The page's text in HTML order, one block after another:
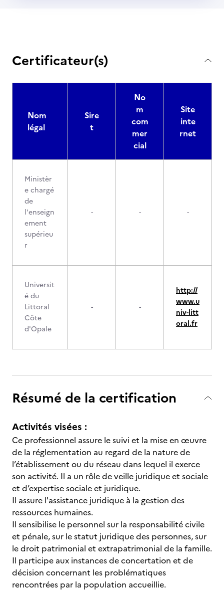
Certificateur(s)
Nom
légal
Sire
t
No
m
com
mer
cial
Site
inte
rnet
Ministèr
e chargé
de
l'enseign
ement
supérieu
r
- - -
Universit
é du
Littoral
Côte
d'Opale
- -
http://
www.u
niv-litt
oral.fr
Résumé de la certification
Activités visées :
Ce professionnel assure le suivi et la mise en œuvre
de la réglementation au regard de la nature de
l’établissement ou du réseau dans lequel il exerce
son activité. Il a un rôle de veille juridique et sociale
et d’expertise sociale et juridique.
Il assure l'assistance juridique à la gestion des
ressources humaines.
Il sensibilise le personnel sur la responsabilité civile
et pénale, sur le statut juridique des personnes, sur
le droit patrimonial et extrapatrimonial de la famille.
Il participe aux instances de concertation et de
décision concernant les problématiques
rencontrées par la population accueillie.